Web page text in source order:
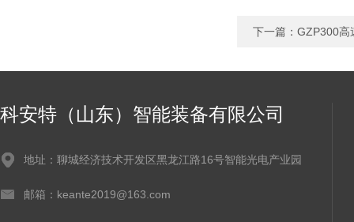
下一篇： GZP300高
科安特（山东）智能装备有限公司
地址：聊城经济技术开发区黑龙江路16号智能光电产业园
邮箱：keante2019@163.com